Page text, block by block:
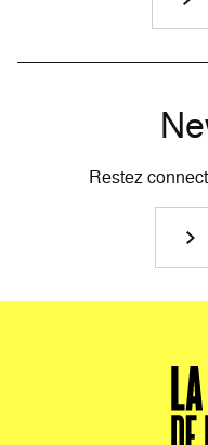
Restez